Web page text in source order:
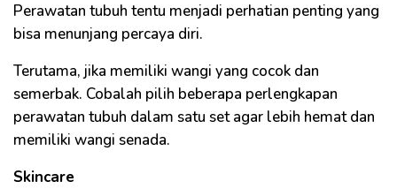
Perawatan tubuh tentu menjadi perhatian penting yang
bisa menunjang percaya diri.
Terutama, jika memiliki wangi yang cocok dan
semerbak. Cobalah pilih beberapa perlengkapan
perawatan tubuh dalam satu set agar lebih hemat dan
memiliki wangi senada.
Skincare